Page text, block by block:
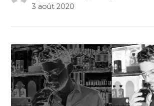
3 août 2020